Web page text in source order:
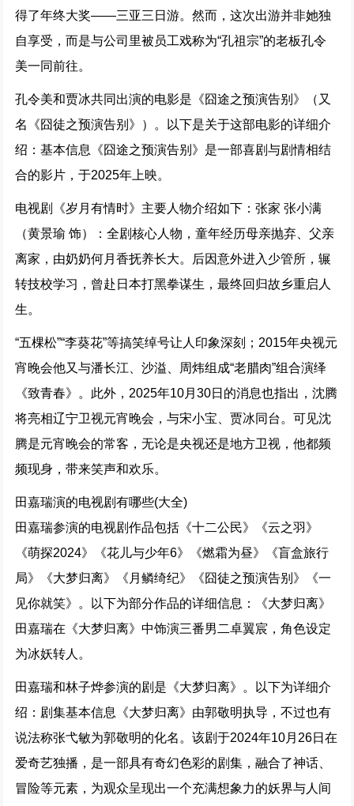
得了年终大奖——三亚三日游。然而，这次出游并非她独
自享受，而是与公司里被员工戏称为“孔祖宗”的老板孔令
美一同前往。
孔令美和贾冰共同出演的电影是《囧途之预演告别》（又
名《囧徒之预演告别》）。以下是关于这部电影的详细介
绍：基本信息《囧途之预演告别》是一部喜剧与剧情相结
合的影片，于2025年上映。
电视剧《岁月有情时》主要人物介绍如下：张家 张小满
（黄景瑜 饰）：全剧核心人物，童年经历母亲抛弃、父亲
离家，由奶奶何月香抚养长大。后因意外进入少管所，辗
转技校学习，曾赴日本打黑拳谋生，最终回归故乡重启人
生。
“五棵松”“李葵花”等搞笑绰号让人印象深刻；2015年央视元
宵晚会他又与潘长江、沙溢、周炜组成“老腊肉”组合演绎
《致青春》。此外，2025年10月30日的消息也指出，沈腾
将亮相辽宁卫视元宵晚会，与宋小宝、贾冰同台。可见沈
腾是元宵晚会的常客，无论是央视还是地方卫视，他都频
频现身，带来笑声和欢乐。
田嘉瑞演的电视剧有哪些(大全)
田嘉瑞参演的电视剧作品包括《十二公民》《云之羽》
《萌探2024》《花儿与少年6》《燃霜为昼》《盲盒旅行
局》《大梦归离》《月鳞绮纪》《囧徒之预演告别》《一
见你就笑》。以下为部分作品的详细信息：《大梦归离》
田嘉瑞在《大梦归离》中饰演三番男二卓翼宸，角色设定
为冰妖转人。
田嘉瑞和林子烨参演的剧是《大梦归离》。以下为详细介
绍：剧集基本信息《大梦归离》由郭敬明执导，不过也有
说法称张弋敏为郭敬明的化名。该剧于2024年10月26日在
爱奇艺独播，是一部具有奇幻色彩的剧集，融合了神话、
冒险等元素，为观众呈现出一个充满想象力的妖界与人间